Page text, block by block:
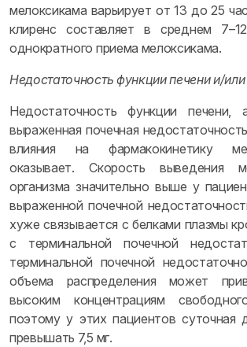
мелоксикама варьирует от 13 до 25
клиренс составляет в среднем
однократного приема мелоксикама.
Недостаточность функции печени и/
Недостаточность функции
выраженная почечная
влияния на фармакокинетику
оказывает. Скорость выведения
организма значительно выше у
выраженной почечной
хуже связывается с белками плазмы
с терминальной почечной
терминальной почечной
объема распределения может
высоким концентрациям
поэтому у этих пациентов суточная
превышать 7,5 мг.